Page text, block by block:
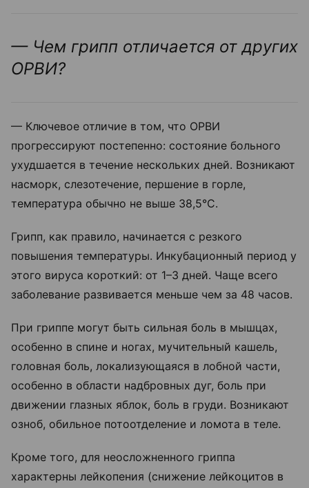
— Чем грипп отличается от других
ОРВИ?
— Ключевое отличие в том, что ОРВИ
прогрессируют постепенно: состояние больного
ухудшается в течение нескольких дней. Возникают
насморк, слезотечение, першение в горле,
температура обычно не выше 38,5°C.
Грипп, как правило, начинается с резкого
повышения температуры. Инкубационный период у
этого вируса короткий: от 1–3 дней. Чаще всего
заболевание развивается меньше чем за 48 часов.
При гриппе могут быть сильная боль в мышцах,
особенно в спине и ногах, мучительный кашель,
головная боль, локализующаяся в лобной части,
особенно в области надбровных дуг, боль при
движении глазных яблок, боль в груди. Возникают
озноб, обильное потоотделение и ломота в теле.
Кроме того, для неосложненного гриппа
характерны лейкопения (снижение лейкоцитов в